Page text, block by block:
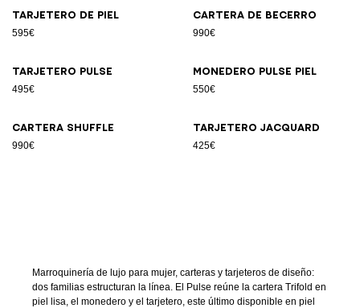
Tarjetero de piel
595€
Cartera de becerro
990€
Tarjetero Pulse
495€
Monedero Pulse piel
550€
Cartera Shuffle
990€
Tarjetero jacquard
425€
Marroquinería de lujo para mujer, carteras y tarjeteros de diseño:
dos familias estructuran la línea. El Pulse reúne la cartera Trifold en
piel lisa, el monedero y el tarjetero, este último disponible en piel